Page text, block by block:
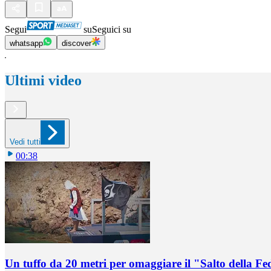
Segui suSeguici su
whatsapp discover
Ultimi video
Vedi tutti
00:38
Un tuffo da 20 metri per omaggiare il "Salto della